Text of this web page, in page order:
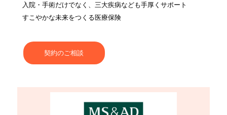
入院・手術だけでなく、三大疾病なども手厚くサポート
すこやかな未来をつくる医療保険
契約のご相談